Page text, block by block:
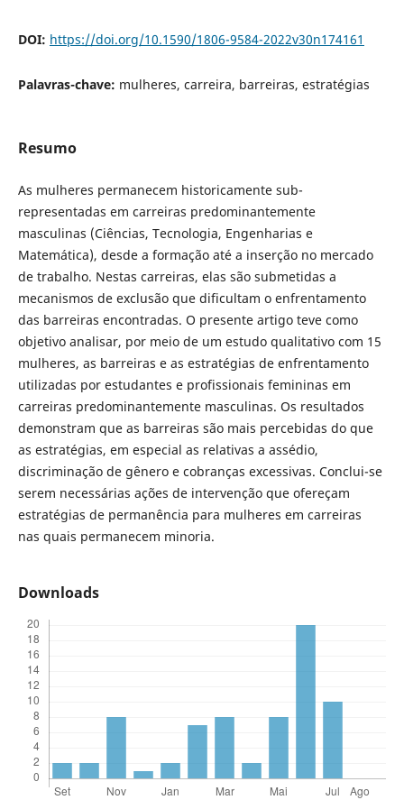
DOI: https://doi.org/10.1590/1806-9584-2022v30n174161
Palavras-chave: mulheres, carreira, barreiras, estratégias
Resumo
As mulheres permanecem historicamente sub-
representadas em carreiras predominantemente
masculinas (Ciências, Tecnologia, Engenharias e
Matemática), desde a formação até a inserção no mercado
de trabalho. Nestas carreiras, elas são submetidas a
mecanismos de exclusão que dificultam o enfrentamento
das barreiras encontradas. O presente artigo teve como
objetivo analisar, por meio de um estudo qualitativo com 15
mulheres, as barreiras e as estratégias de enfrentamento
utilizadas por estudantes e profissionais femininas em
carreiras predominantemente masculinas. Os resultados
demonstram que as barreiras são mais percebidas do que
as estratégias, em especial as relativas a assédio,
discriminação de gênero e cobranças excessivas. Conclui-se
serem necessárias ações de intervenção que ofereçam
estratégias de permanência para mulheres em carreiras
nas quais permanecem minoria.
Downloads